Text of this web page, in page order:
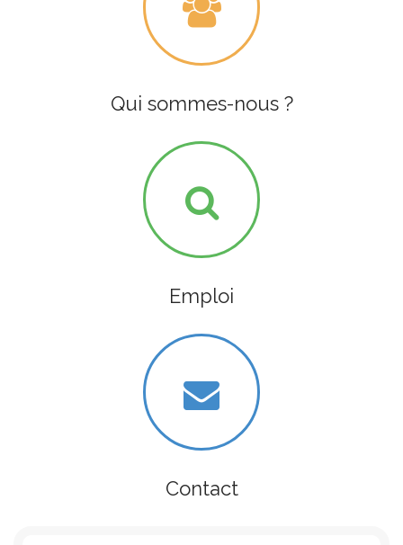
Qui sommes-nous ?
Emploi
Contact